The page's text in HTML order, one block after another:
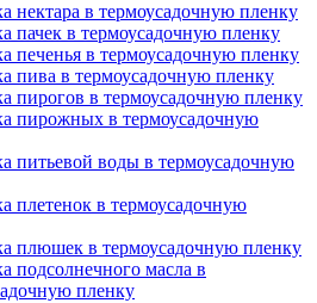
нектара в термоусадочную пленку
пачек в термоусадочную пленку
печенья в термоусадочную пленку
пива в термоусадочную пленку
пирогов в термоусадочную пленку
пирожных в термоусадочную
питьевой воды в термоусадочную
плетенок в термоусадочную
плюшек в термоусадочную пленку
подсолнечного масла в
пленку